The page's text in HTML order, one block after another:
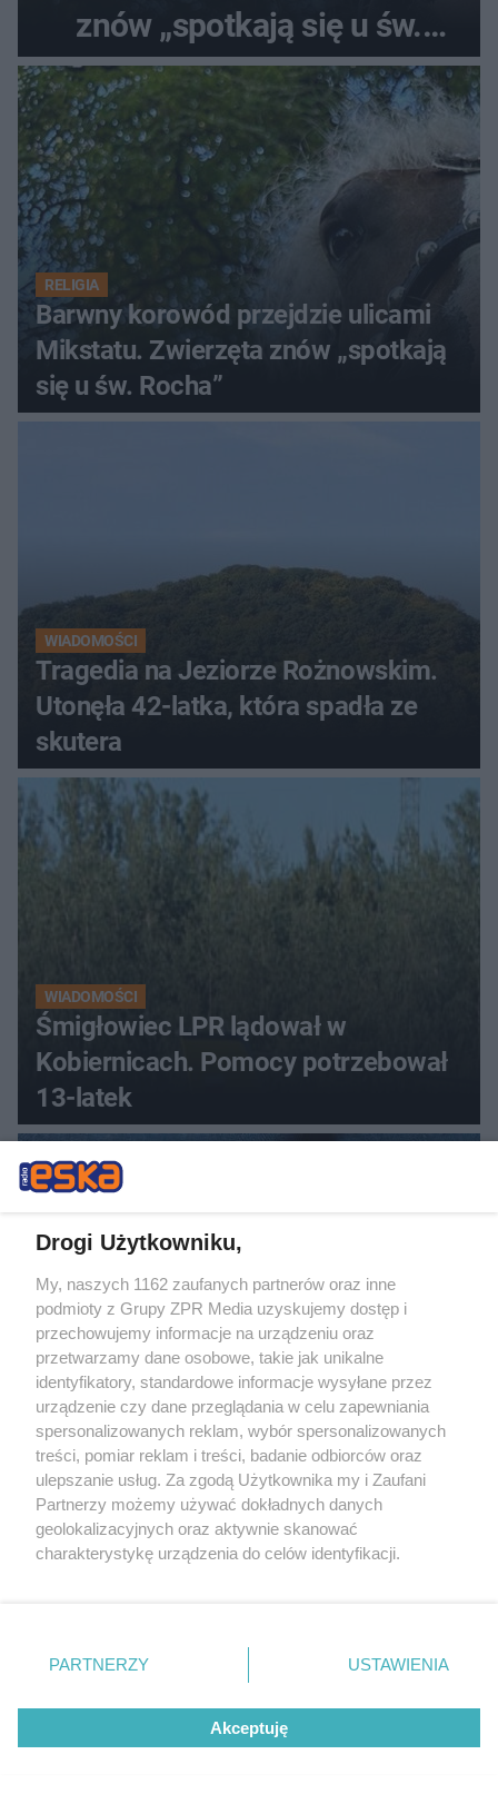
znów „spotkają się u św.
Rocha”
RELIGIA
Barwny korowód przejdzie ulicami
Mikstatu. Zwierzęta znów „spotkają
się u św. Rocha”
WIADOMOŚCI
Tragedia na Jeziorze Rożnowskim.
Utonęła 42-latka, która spadła ze
skutera
WIADOMOŚCI
Śmigłowiec LPR lądował w
Kobiernicach. Pomocy potrzebował
13-latek
Szukają Absolwentów Extra!
Szukają Absolwentów Extra!
Drogi Użytkowniku,
My, naszych 1162 zaufanych partnerów oraz inne
podmioty z Grupy ZPR Media uzyskujemy dostęp i
przechowujemy informacje na urządzeniu oraz
przetwarzamy dane osobowe, takie jak unikalne
identyfikatory, standardowe informacje wysyłane przez
urządzenie czy dane przeglądania w celu zapewniania
spersonalizowanych reklam, wybór spersonalizowanych
treści, pomiar reklam i treści, badanie odbiorców oraz
ulepszanie usług. Za zgodą Użytkownika my i Zaufani
Partnerzy możemy używać dokładnych danych
geolokalizacyjnych oraz aktywnie skanować
charakterystykę urządzenia do celów identyfikacji.
zmienić/wycofać klikając przycisk ustawień prywatności
znajdujący się w lewym dolnym rogu strony
rodzaje przetwarzania danych nie wymagają zgody
użytkownika, ale masz prawo sprzeciwić się takiemu
przetwarzaniu. Preferencje będą miały zastosowanie tylko
PARTNERZY USTAWIENIA
Akceptuję